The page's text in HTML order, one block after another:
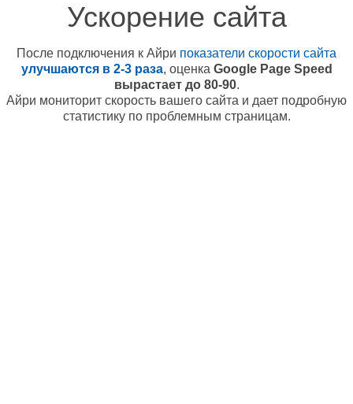
Ускорение сайта
После подключения к Айри показатели скорости сайта
улучшаются в 2-3 раза, оценка Google Page Speed
вырастает до 80-90.
Айри мониторит скорость вашего сайта и дает подробную
статистику по проблемным страницам.